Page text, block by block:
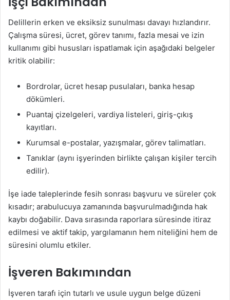
Delillerin erken ve eksiksiz sunulması davayı hızlandırır.
Çalışma süresi, ücret, görev tanımı, fazla mesai ve izin
kullanımı gibi hususları ispatlamak için aşağıdaki belgeler
kritik olabilir:
Bordrolar, ücret hesap pusulaları, banka hesap
dökümleri.
Puantaj çizelgeleri, vardiya listeleri, giriş-çıkış
kayıtları.
Kurumsal e-postalar, yazışmalar, görev talimatları.
Tanıklar (aynı işyerinden birlikte çalışan kişiler tercih
edilir).
İşe iade taleplerinde fesih sonrası başvuru ve süreler çok
kısadır; arabulucuya zamanında başvurulmadığında hak
kaybı doğabilir. Dava sırasında raporlara süresinde itiraz
edilmesi ve aktif takip, yargılamanın hem niteliğini hem de
süresini olumlu etkiler.
İşveren Bakımından
İşveren tarafı için tutarlı ve usule uygun belge düzeni